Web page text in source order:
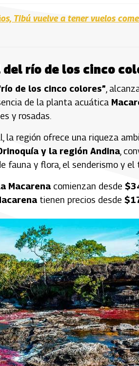
Tibú vuelve a tener vuelos
río de los cinco
de los cinco colores” ,
de la planta acuática
y rosadas.
la región ofrece una riqueza
y la región Andina ,
fauna y flora, el senderismo y
Macarena comienzan desde
tienen precios desde